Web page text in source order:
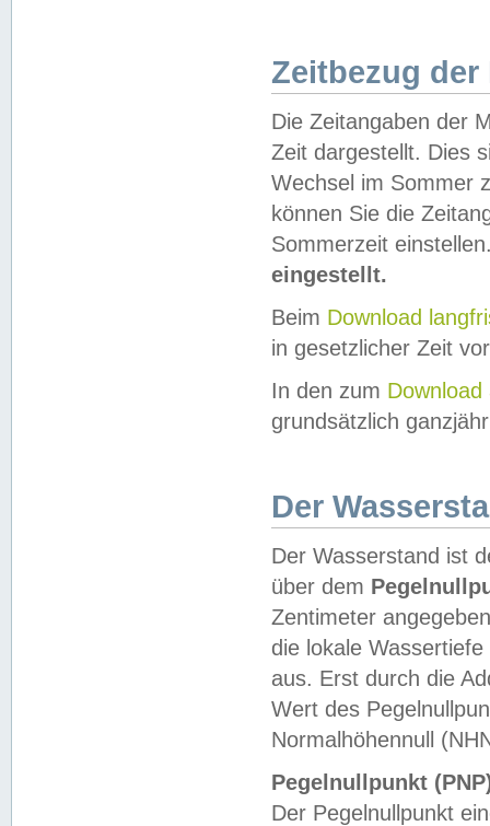
Zeitbezug der
Die Zeitangaben der
Zeit dargestellt. Dies
Wechsel im Sommer
können Sie die
Sommerzeit
eingestellt.
Beim Download
in gesetzlicher Zeit
In den zum Download
grundsätzlich
Der
Der Wasserstand ist
über dem
Zentimeter
die lokale
aus. Erst durch die
Wert des
Normalhöhennull
Pegelnullpunkt
Der Pegelnullpunkt